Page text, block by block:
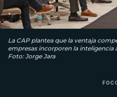
La CAP plantea que la ventaja
empresas incorporen la inteligencia
Foto: Jorge Jara